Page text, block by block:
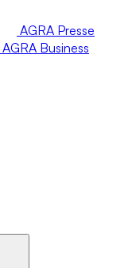
AGRA Presse
AGRA Business